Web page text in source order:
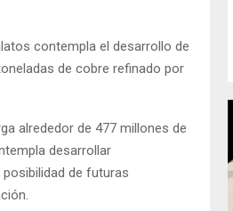
contempla el desarrollo de
de cobre refinado por
alrededor de 477 millones de
desarrollar
de futuras